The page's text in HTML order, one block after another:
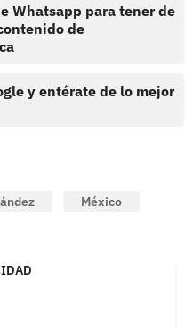
Whatsapp para tener de
de
y entérate de lo mejor
México